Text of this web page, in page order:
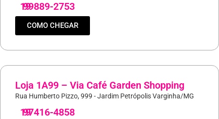
19
99889-2753
COMO CHEGAR
Loja 1A99 – Via Café Garden Shopping
Rua Humberto Pizzo, 999 - Jardim Petrópolis Varginha/MG
19
97416-4858